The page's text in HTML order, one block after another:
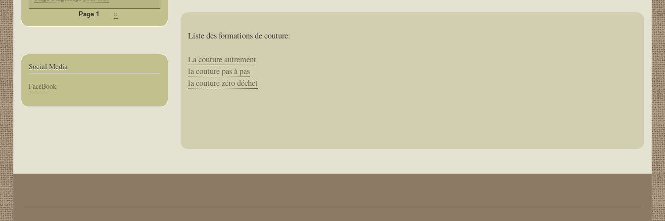
Liste des formations de couture:
La couture autrement
la couture pas à pas
la couture zéro déchet
Page 1
Page
››
Social Media
Corps
FaceBook